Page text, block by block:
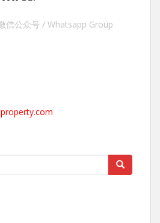
信公众号 / Whatsapp Group